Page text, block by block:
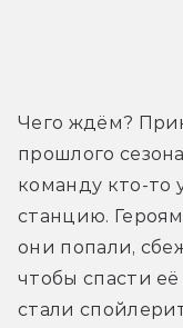
Чего ждём?
прошлого
команду кто-то
станцию.
они попали,
чтобы спасти её
стали